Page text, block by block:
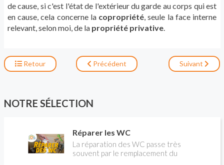
de cause, si c'est l'état de l'extérieur du garde au corps qui est
en cause, cela concerne la copropriété , seule la face interne
relevant, selon moi, de la propriété privative
Retour Précédent Suivant
NOTRE SÉLECTION
Réparer les WC
La réparation des WC passe très
souvent par le remplacement du